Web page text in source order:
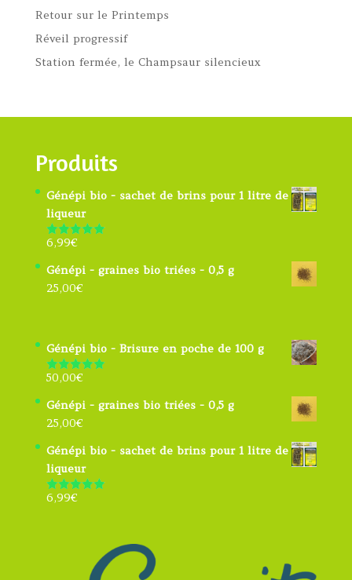
Retour sur le Printemps
Réveil progressif
Station fermée, le Champsaur silencieux
Produits
Génépi bio - sachet de brins pour 1 litre de
liqueur
Note4.91
6,99€
Génépi - graines bio triées - 0,5 g
25,00€
Génépi bio - Brisure en poche de 100 g
Note5.00
50,00€
Génépi - graines bio triées - 0,5 g
25,00€
Génépi bio - sachet de brins pour 1 litre de
liqueur
Note4.91
6,99€